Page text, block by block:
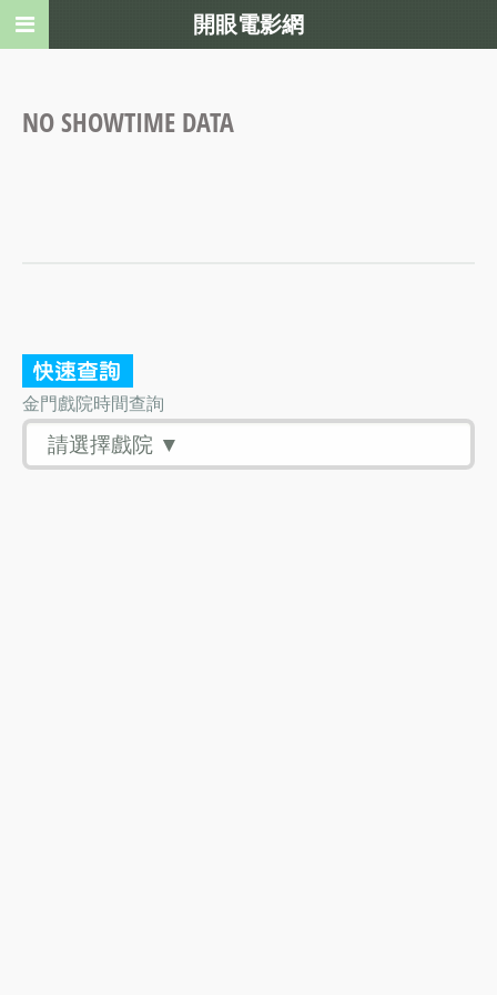
NO SHOWTIME DATA
金門戲院時間查詢
開眼電影網